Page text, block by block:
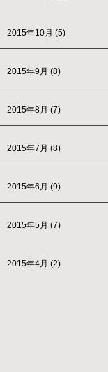
2015年10月 (5)
2015年9月 (8)
2015年8月 (7)
2015年7月 (8)
2015年6月 (9)
2015年5月 (7)
2015年4月 (2)